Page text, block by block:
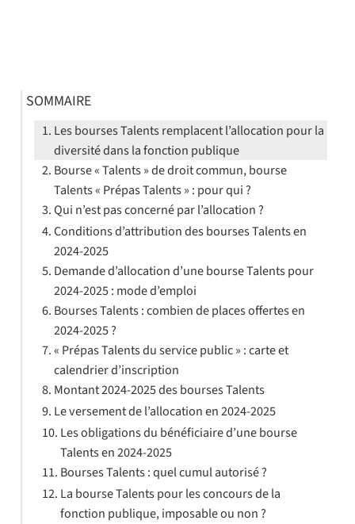
SOMMAIRE
Les bourses Talents remplacent l’allocation pour la
diversité dans la fonction publique
Bourse « Talents » de droit commun, bourse
Talents « Prépas Talents » : pour qui ?
Qui n’est pas concerné par l’allocation ?
Conditions d’attribution des bourses Talents en
2024-2025
Demande d’allocation d’une bourse Talents pour
2024-2025 : mode d’emploi
Bourses Talents : combien de places offertes en
2024-2025 ?
« Prépas Talents du service public » : carte et
calendrier d’inscription
Montant 2024-2025 des bourses Talents
Le versement de l’allocation en 2024-2025
Les obligations du bénéficiaire d’une bourse
Talents en 2024-2025
Bourses Talents : quel cumul autorisé ?
La bourse Talents pour les concours de la
fonction publique, imposable ou non ?